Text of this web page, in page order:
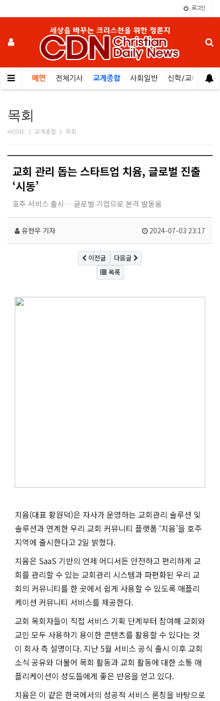
로그인
메인 전체기사 교계종합 사회일반 신학/교육 오
목회
HOME > 교계종합 > 목회
교회 관리 돕는 스타트업 치윰, 글로벌 진출
‘시동’
호주 서비스 출시… 글로벌 기업으로 본격 발돋움
유현우 기자 2024-07-03 23:17
이전글
다음글
목록
치윰(대표 황원덕)은 자사가 운영하는 교회관리 솔루션 및
솔루션과 연계한 우리 교회 커뮤니티 플랫폼 ‘치윰’을 호주
지역에 출시한다고 2일 밝혔다.
치윰은 SaaS 기반의 언제 어디서든 안전하고 편리하게 교
회를 관리할 수 있는 교회관리 시스템과 파편화된 우리 교
회의 커뮤니티를 한 곳에서 쉽게 사용할 수 있도록 애플리
케이션 커뮤니티 서비스를 제공한다.
교회 목회자들이 직접 서비스 기획 단계부터 참여해 교회와
교인 모두 사용하기 용이한 콘텐츠를 활용할 수 있다는 것
이 회사 측 설명이다. 지난 5월 서비스 공식 출시 이후 교회
소식 공유와 더불어 목회 활동과 교회 활동에 대한 소통 애
플리케이션이 성도들에게 좋은 반응을 얻고 있다.
치윰은 이 같은 한국에서의 성공적 서비스 론칭을 바탕으로